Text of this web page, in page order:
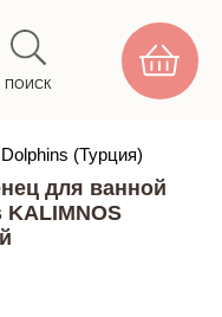
ПОИСК
(Турция)
для ванной
KALIMNOS